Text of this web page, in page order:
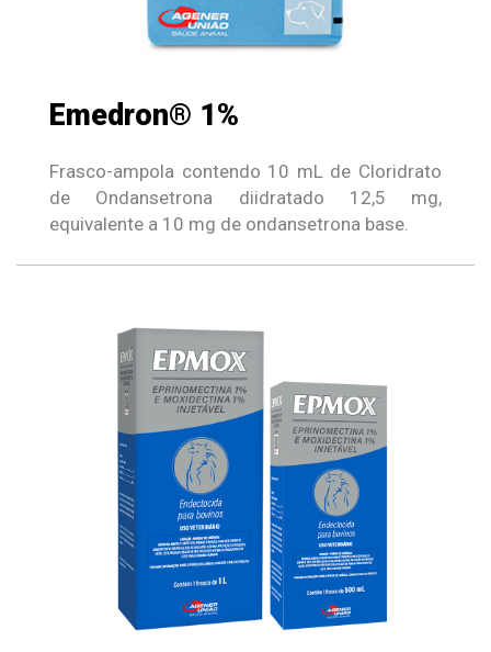
Emedron® 1%
Frasco-ampola contendo 10 mL de Cloridrato
de Ondansetrona diidratado 12,5 mg,
equivalente a 10 mg de ondansetrona base.